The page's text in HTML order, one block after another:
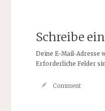
Schreibe
Deine E-Mail-Adresse
Erforderliche Felder